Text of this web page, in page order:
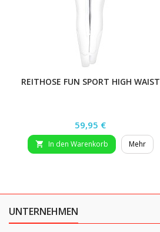
REITHOSE FUN SPORT HIGH WAIST
Preis
59,95 €
 In den Warenkorb Mehr
UNTERNEHMEN